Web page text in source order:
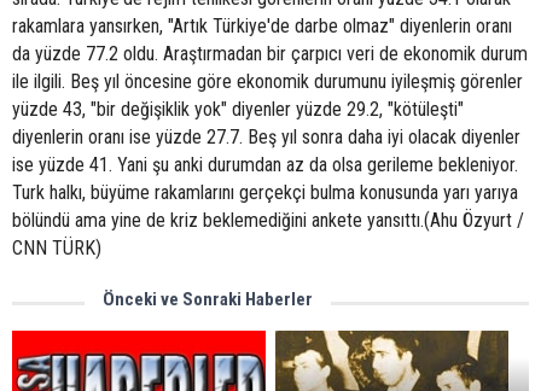
rakamlara yansırken, "Artık Türkiye'de darbe olmaz" diyenlerin oranı
da yüzde 77.2 oldu. Araştırmadan bir çarpıcı veri de ekonomik durum
ile ilgili. Beş yıl öncesine göre ekonomik durumunu iyileşmiş görenler
yüzde 43, "bir değişiklik yok" diyenler yüzde 29.2, "kötüleşti"
diyenlerin oranı ise yüzde 27.7. Beş yıl sonra daha iyi olacak diyenler
ise yüzde 41. Yani şu anki durumdan az da olsa gerileme bekleniyor.
Turk halkı, büyüme rakamlarını gerçekçi bulma konusunda yarı yarıya
bölündü ama yine de kriz beklemediğini ankete yansıttı.(Ahu Özyurt /
CNN TÜRK)
Önceki ve Sonraki Haberler